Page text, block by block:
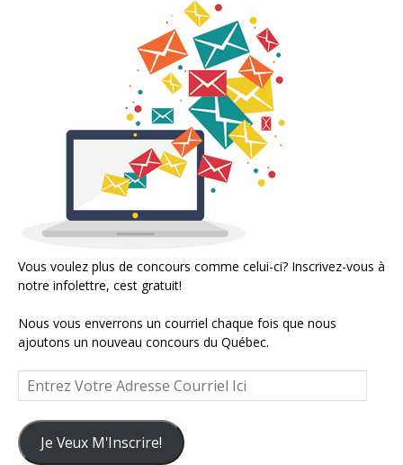
Vous voulez plus de concours comme celui-ci? Inscrivez-vous à
notre infolettre, cest gratuit!
Nous vous enverrons un courriel chaque fois que nous
ajoutons un nouveau concours du Québec.
Entrez
Votre
Adresse
Courriel
Ici
Je Veux M'Inscrire!